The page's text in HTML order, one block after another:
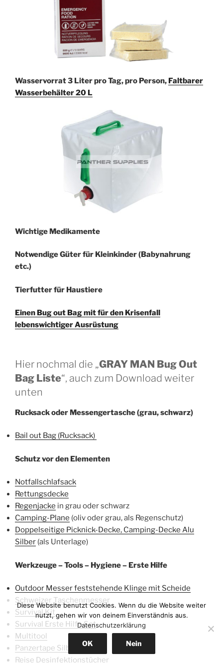
Wasservorrat 3 Liter pro Tag, pro Person, Faltbarer
Wasserbehälter 20 L
Wichtige Medikamente
Notwendige Güter für Kleinkinder (Babynahrung
etc.)
Tierfutter für Haustiere
Einen Bug out Bag mit für den Krisenfall
lebenswichtiger Ausrüstung
Hier nochmal die „GRAY MAN Bug Out
Bag Liste“, auch zum Download weiter
unten
Rucksack oder Messengertasche (grau, schwarz)
Bail out Bag (Rucksack)
Schutz vor den Elementen
Notfallschlafsack
Rettungsdecke
Regenjacke in grau oder schwarz
Camping-Plane (oliv oder grau, als Regenschutz)
Doppelseitige Picknick-Decke, Camping-Decke Alu
Silber (als Unterlage)
Werkzeuge – Tools – Hygiene – Erste Hilfe
Outdoor Messer feststehende Klinge mit Scheide
Schweizer Taschenmesser
Survival Kit
Survival Erste Hilfe Set
Multitool
Panzertape Silber
Reise Desinfektionstücher
Diese Website benutzt Cookies. Wenn du die Website weiter
nutzt, gehen wir von deinem Einverständnis aus.
Datenschutzerklärung
OK Nein